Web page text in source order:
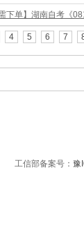
下单】湖南自考《
4 5 6 7
工信部备案号： 豫